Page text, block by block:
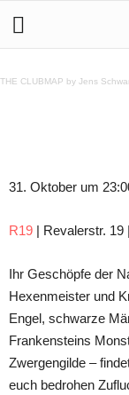
THE CLUBMAP by Jens
31. Oktober um
R19 | Revalerstr. 19
Ihr Geschöpfe der
Hexenmeister und
Engel, schwarze
Frankensteins
Zwergengilde –
euch bedrohen